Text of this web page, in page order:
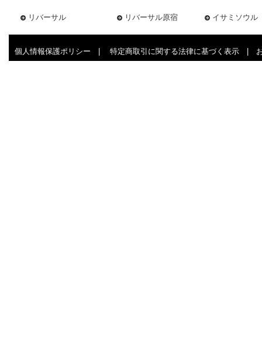
リバーサル リバーサル原宿 イサミソウル
個人情報保護ポリシー 特定商取引に関する法律に基づく表示